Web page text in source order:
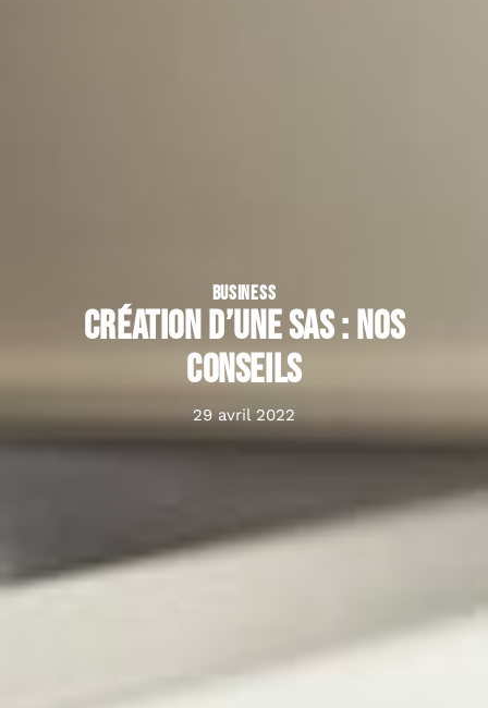
BUSINESS
Création d’une SAS : nos
conseils
29 avril 2022